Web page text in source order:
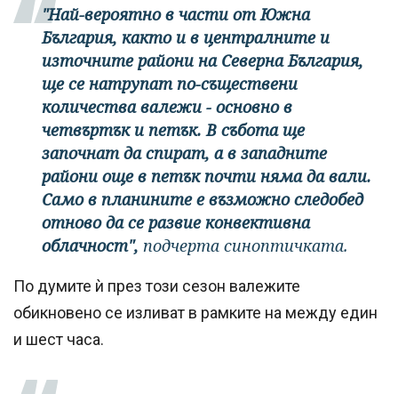
"Най-вероятно в части от Южна
България, както и в централните и
източните райони на Северна България,
ще се натрупат по-съществени
количества валежи - основно в
четвъртък и петък. В събота ще
започнат да спират, а в западните
райони още в петък почти няма да вали.
Само в планините е възможно следобед
отново да се развие конвективна
облачност", подчерта синоптичката.
По думите ѝ през този сезон валежите
обикновено се изливат в рамките на между един
и шест часа.